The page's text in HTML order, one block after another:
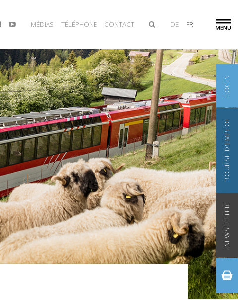
MÉDIAS TÉLÉPHONE CONTACT DE FR
LOGIN
BOURSE D'EMPLOI
NEWSLETTER